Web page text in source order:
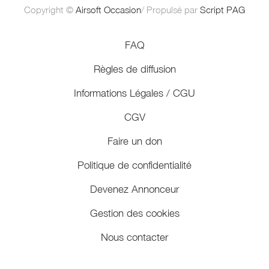
Copyright © Airsoft Occasion/ Propulsé par Script PAG
FAQ
Règles de diffusion
Informations Légales / CGU
CGV
Faire un don
Politique de confidentialité
Devenez Annonceur
Gestion des cookies
Nous contacter